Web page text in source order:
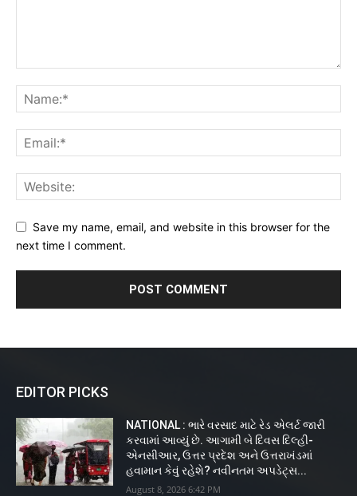
Save my name, email, and website in this browser for the
next time I comment.
EDITOR PICKS
NATIONAL : ભારે વરસાદ માટે રેડ એલર્ટ જારી
કરવામાં આવ્યું છે. આગામી બે દિવસ દિલ્હી-
એનસીઆર, ઉત્તર પ્રદેશ અને ઉત્તરાખંડમાં
હવામાન કેવું રહેશે? નવીનતમ અપડેટ્સ...
August 8, 2026 6:42 PM